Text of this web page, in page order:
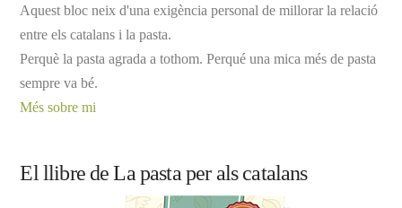
Aquest bloc neix d'una exigència personal de millorar la relació
entre els catalans i la pasta.
Perquè la pasta agrada a tothom. Perqué una mica més de pasta
sempre va bé.
Més sobre mi
El llibre de La pasta per als catalans